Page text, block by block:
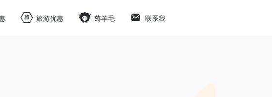
旅游优惠 薅羊毛 联系我